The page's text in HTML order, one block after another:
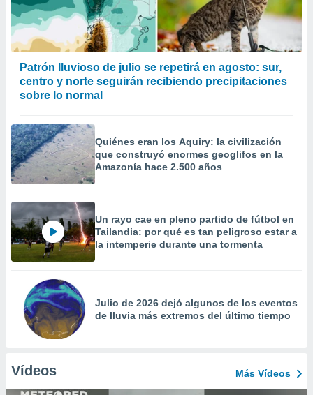
Patrón lluvioso de julio se repetirá en agosto: sur,
centro y norte seguirán recibiendo precipitaciones
sobre lo normal
Quiénes eran los Aquiry: la civilización
que construyó enormes geoglifos en la
Amazonía hace 2.500 años
Un rayo cae en pleno partido de fútbol en
Tailandia: por qué es tan peligroso estar a
la intemperie durante una tormenta
Julio de 2026 dejó algunos de los eventos
de lluvia más extremos del último tiempo
Vídeos Más Vídeos